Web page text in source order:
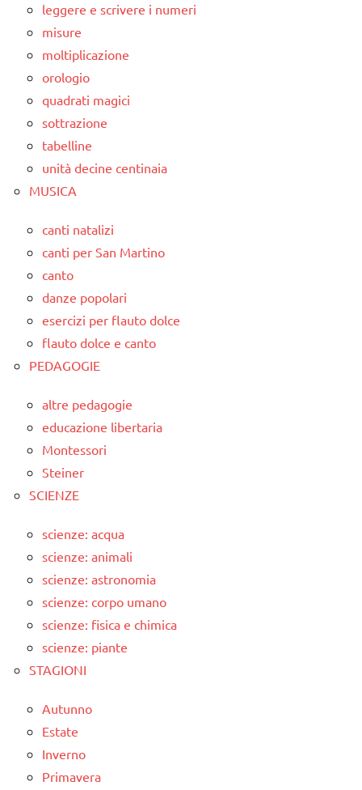
leggere e scrivere i numeri
misure
moltiplicazione
orologio
quadrati magici
sottrazione
tabelline
unità decine centinaia
MUSICA
canti natalizi
canti per San Martino
canto
danze popolari
esercizi per flauto dolce
flauto dolce e canto
PEDAGOGIE
altre pedagogie
educazione libertaria
Montessori
Steiner
SCIENZE
scienze: acqua
scienze: animali
scienze: astronomia
scienze: corpo umano
scienze: fisica e chimica
scienze: piante
STAGIONI
Autunno
Estate
Inverno
Primavera